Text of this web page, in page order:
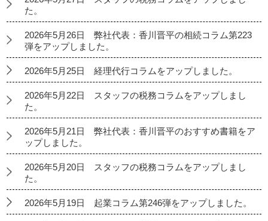
た。
2026年5月26日 弊社代表：香川晋平の相続コラム第223
弾をアップしました。
2026年5月25日 経理代行コラムをアップしました。
2026年5月22日 スタッフの税務コラムをアップしまし
た。
2026年5月21日 弊社代表：香川晋平のおすすめ書籍をア
ップしました。
2026年5月20日 スタッフの税務コラムをアップしまし
た。
2026年5月19日 起業コラム第246弾をアップしました。